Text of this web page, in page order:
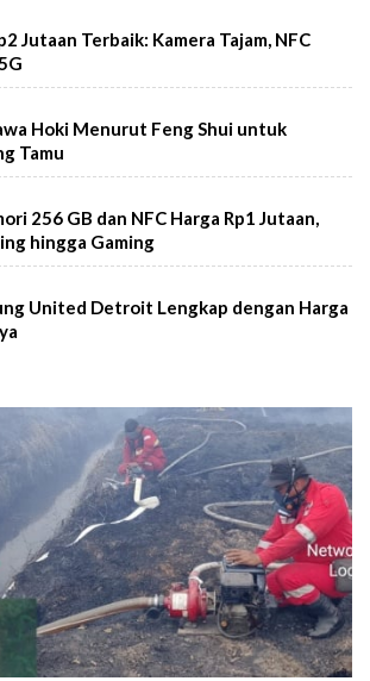
Jutaan Terbaik: Kamera Tajam, NFC
Hoki Menurut Feng Shui untuk
Tamu
256 GB dan NFC Harga Rp1 Jutaan,
hingga Gaming
United Detroit Lengkap dengan Harga